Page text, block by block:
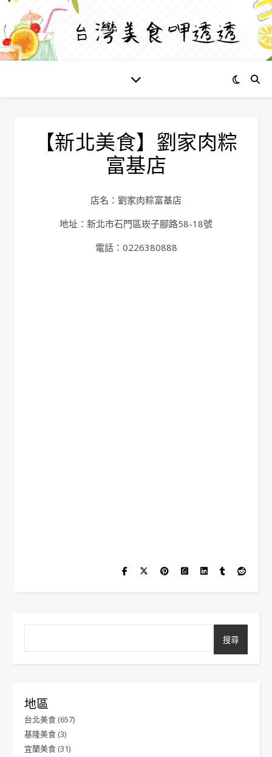
【新北美食】劉家肉粽
富基店
店名：劉家肉粽富基店
地址：新北市石門區崁子腳路58-18號
電話：0226380888
搜尋
地區
台北美食 (657)
基隆美食 (3)
宜蘭美食 (31)